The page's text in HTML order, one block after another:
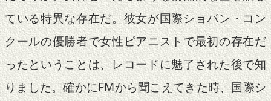
ている特異な存在だ。彼女が国際ショパン・コン
クールの優勝者で女性ピアニストで最初の存在だ
ったということは、レコードに魅了された後で知
りました。確かにFMから聞こえてきた時、国際シ